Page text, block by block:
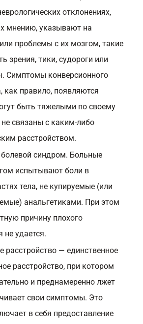
отклонениях,
мнению, указывают на
проблемы с их мозгом, такие
зрения, тики, судороги или
Симптомы конверсионного
как правило, появляются
быть тяжелыми по своему
не связаны с каким-либо
расстройством.
синдром. Больные
испытывают боли в
тела, не купируемые (или
анальгетиками. При этом
причину плохого
не удается.
расстройство — единственное
расстройство, при котором
и преднамеренно лжет
свои симптомы. Это
в себя предоставление